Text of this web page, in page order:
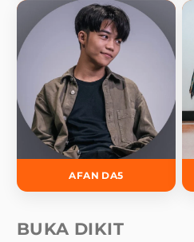
AFAN DA5
BUKA DIKIT